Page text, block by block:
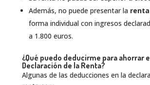
Además, no puede presentar la renta
forma individual con ingresos
a 1.800 euros.
¿Qué puedo deducirme para ahorrar
Declaración de la Renta?
Algunas de las deducciones en la